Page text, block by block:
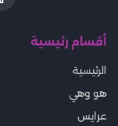
أقسام رئيسية
الرئيسية
هو وهي
عرايس